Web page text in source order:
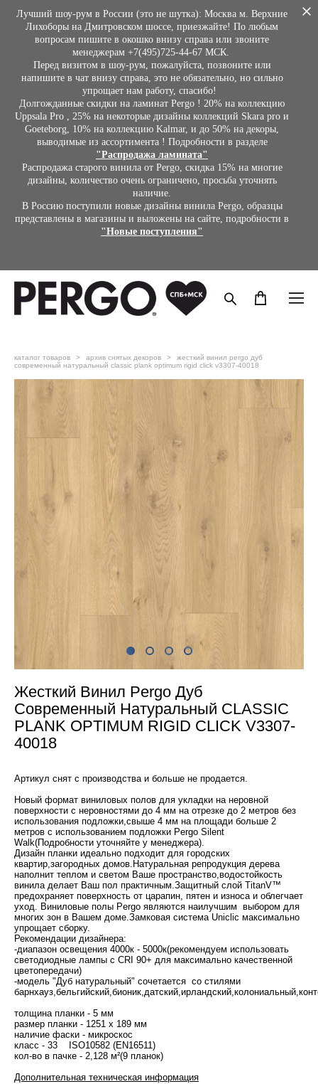
Лучший шоу-рум в России (это не шутка): Москва м. Верхние
Лихоборы на Дмитровском шоссе, приезжайте! По любым
вопросам пишите в окошко внизу справа или звоните
менеджерам +7(495)725-44-67 МСК.
Перед визитом в шоу-рум, пожалуйста, позвоните или
напишите в чат внизу справа, это не обязательно, но сильно
упрощает нам работу, спасибо!
Долгожданные скидки на ламинат Pergo ! 20% на коллекцию
Uppsala Pro , 25% на некоторые дизайны коллекций Skara pro и
Goeteborg, 10% на коллекцию Kalmar, и до 50% на декоры,
выводимые из ассортимента ! Подробности в разделе
"Распродажа ламината"
Распродажа старого винила от Pergo, скидка 15% на многие
дизайны, количество очень ограничено, просьба уточнять
наличие.
В Россию поступили новые дизайны винила Pergo, образцы
представлены в магазины и выложены на сайте, подробности в
"Новые поступления"
каталог товаров > архив снятых декоров >
жесткий винил pergo дуб
современный натуральный classic plank optimum rigid click v3307-40018
Жесткий Винил Pergo Дуб
Современный Натуральный CLASSIC
PLANK OPTIMUM RIGID CLICK V3307-
40018
Артикул снят с производства и больше не продается.
Новый формат виниловых полов для укладки на неровной
поверхности с неровностями до 4 мм на отрезке до 2 метров без
использования подложки,свыше 4 мм на площади больше 2
метров с использованием подложки Pergo Silent
Walk(Подробности уточняйте у менеджера).
Дизайн планки идеально подходит для городских
квартир,загородных домов.Натуральная репродукция дерева
наполнит теплом и светом Ваше пространство,водостойкость
винила делает Ваш пол практичным.Защитный слой TitanV™
предохраняет поверхность от царапин, пятен и износа и облегчает
уход. Виниловые полы Pergo являются наилучшим выбором для
многих зон в Вашем доме.Замковая система Uniclic максимально
упрощает сборку.
Рекомендации дизайнера:
-диапазон освещения 4000к - 5000к(рекомендуем использовать
светодиодные лампы с CRI 90+ для максимально качественной
цветопередачи)
-модель "Дуб натуральный" сочетается со стилями
толщина планки - 5 мм
размер планки - 1251 x 189 мм
наличие фаски - микроскос
класс - 33 ISO10582 (EN16511)
кол-во в пачке - 2,128 м²(9 планок)
Дополнительная техническая информация